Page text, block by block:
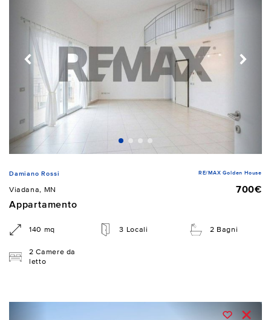
Damiano Rossi RE/MAX Golden House
Viadana, MN
700€
Appartamento
140 mq 3 Locali 2 Bagni
2 Camere da
letto